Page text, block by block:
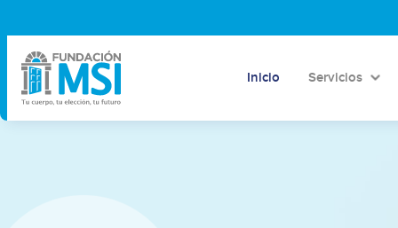
Inicio Servicios